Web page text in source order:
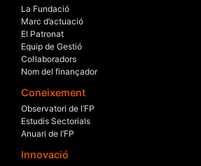
La Fundació
Marc d’actuació
El Patronat
Equip de Gestió
Col·laboradors
Nom del finançador
Coneixement
Observatori de l’FP
Estudis Sectorials
Anuari de l’FP
Innovació